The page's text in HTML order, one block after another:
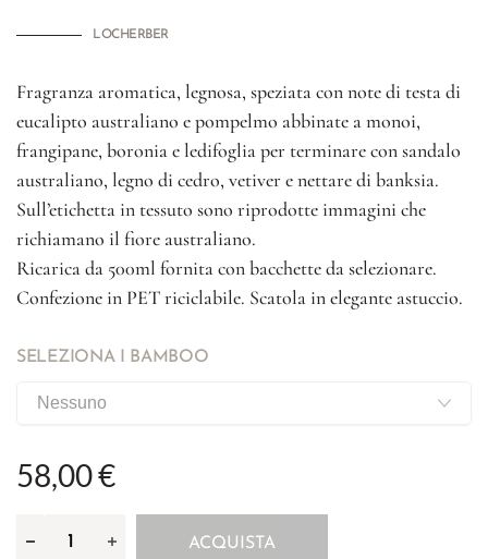
LOCHERBER
Fragranza aromatica, legnosa, speziata con note di testa di
eucalipto australiano e pompelmo abbinate a monoi,
frangipane, boronia e ledifoglia per terminare con sandalo
australiano, legno di cedro, vetiver e nettare di banksia.
Sull’etichetta in tessuto sono riprodotte immagini che
richiamano il fiore australiano.
Ricarica da 500ml fornita con bacchette da selezionare.
Confezione in PET riciclabile. Scatola in elegante astuccio.
SELEZIONA I BAMBOO
58,00 €
ACQUISTA